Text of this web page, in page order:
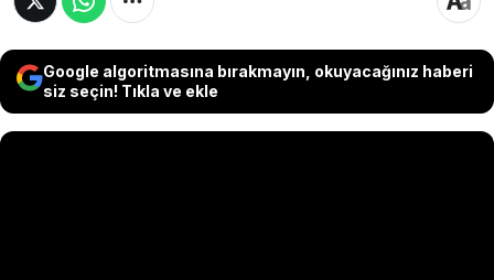
Google algoritmasına bırakmayın, okuyacağınız haberi
siz seçin! Tıkla ve ekle